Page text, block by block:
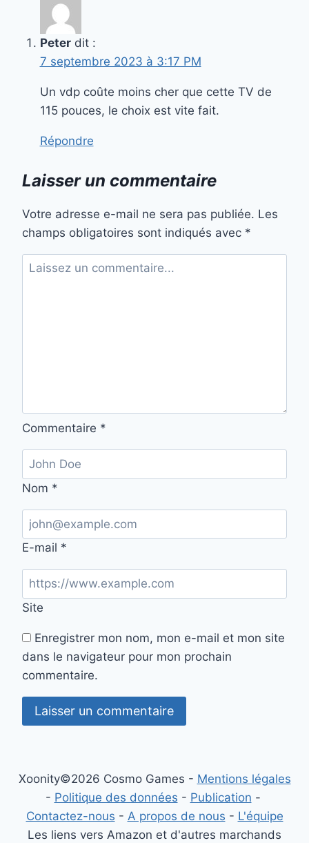
Peter dit :
7 septembre 2023 à 3:17 PM
Un vdp coûte moins cher que cette TV de
115 pouces, le choix est vite fait.
Répondre
Laisser un commentaire
Votre adresse e-mail ne sera pas publiée. Les
champs obligatoires sont indiqués avec *
Commentaire *
Nom *
E-mail *
Site
Enregistrer mon nom, mon e-mail et mon site
dans le navigateur pour mon prochain
commentaire.
Xoonity©2026 Cosmo Games - Mentions légales
- Politique des données - Publication -
Contactez-nous - A propos de nous - L'équipe
Les liens vers Amazon et d'autres marchands